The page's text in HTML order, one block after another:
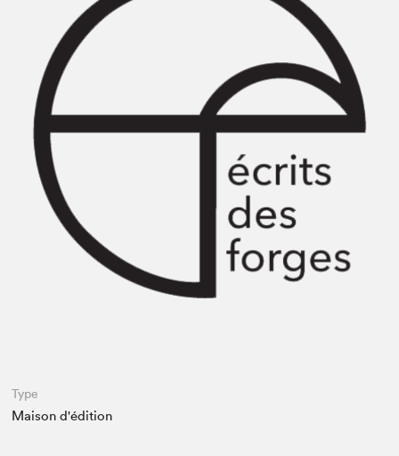
Espace médias
Type
Maison d'édition